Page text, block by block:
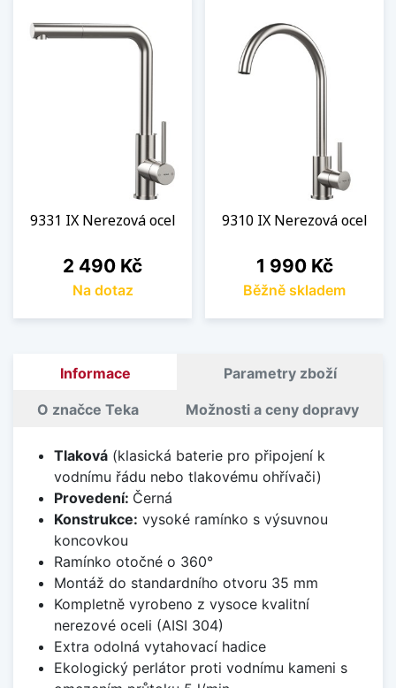
9331 IX Nerezová ocel
Cena
2 490 Kč
Na dotaz
9310 IX Nerezová ocel
Cena
1 990 Kč
Běžně skladem
Informace Parametry zboží
O značce Teka Možnosti a ceny dopravy
Tlaková(klasická baterie pro připojení k
vodnímu řádu nebo tlakovému ohřívači)
Provedení: Černá
Konstrukce: vysoké ramínko s výsuvnou
koncovkou
Ramínko otočné o 360°
Montáž do standardního otvoru 35 mm
Kompletně vyrobeno z vysoce kvalitní
nerezové oceli (AISI 304)
Extra odolná vytahovací hadice
Ekologický perlátor proti vodnímu kameni s